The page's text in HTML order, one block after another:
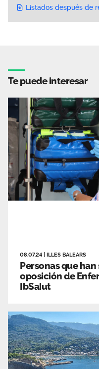
Listados después de
Te puede interesar
08.07.24 ILLES BALEARS
Personas que
oposición de
IbSalut